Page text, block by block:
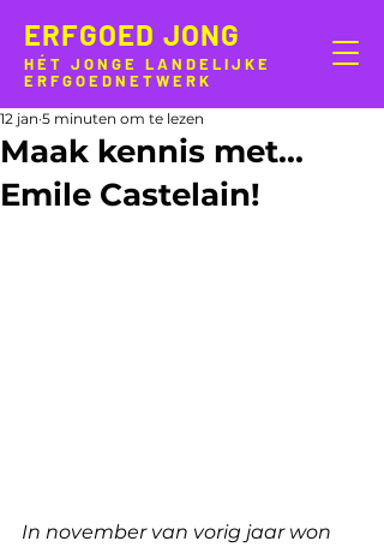
HÉT JONGE LANDELIJKE
ERFGOEDNETWERK
ERFGOED JONG
Maak kennis met...
Emile Castelain!
12 jan 5 minuten om te lezen
In november van vorig jaar won